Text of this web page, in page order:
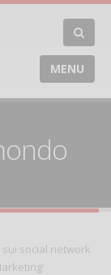
MENU
social network